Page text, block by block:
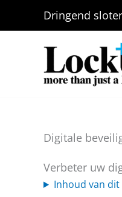
Dringend
Digitale
Verbeter uw
Inhoud van